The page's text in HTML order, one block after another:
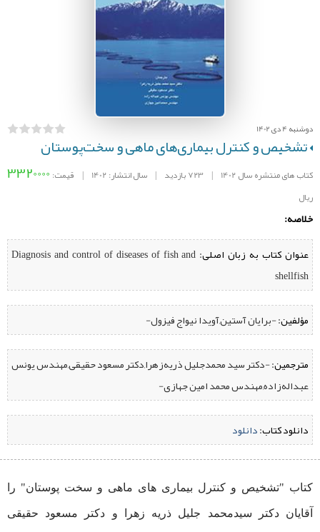
دوشنبه 4 دی 1402
تشخیص و کنترل بیماری‌های ماهی و سخت‌پوستان
کتاب های منتشره سال 1402 | 723 بازدید | سال انتشار: 1402 | قیمت: 3320000
ریال
خلاصه:
عنوان کتاب به زبان اصلی: Diagnosis and control of diseases of fish and
shellfish
مؤلفین:‌ -برایان آستین,آویدا نیواج فیزول-
مترجمین:‌ -دکتر سید محمدجلیل ذریه‌زهرا,دکتر مسعود حقیقی,مهندس یونس
عبداله‌زاده,مهندس محمد امین جهازی-
دانلود کتاب:دانلود
کتاب "تشخیص و کنترل بیماری ‌های ماهی و سخت ‌پوستان" را
آقایان دکتر سیدمحمد جلیل ذریه زهرا و دکتر مسعود حقیقی